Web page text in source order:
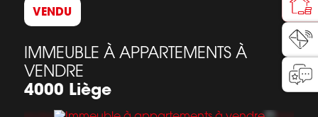
VENDU
IMMEUBLE À APPARTEMENTS À
VENDRE
4000 Liège